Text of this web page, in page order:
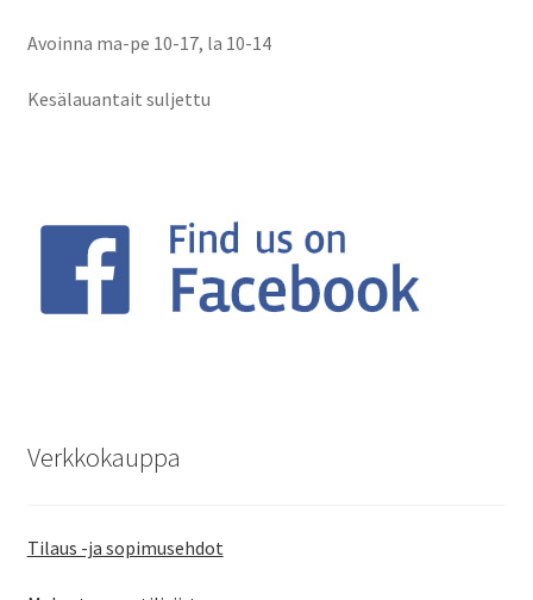
Avoinna ma-pe 10-17, la 10-14
Kesälauantait suljettu
Verkkokauppa
Tilaus -ja sopimusehdot